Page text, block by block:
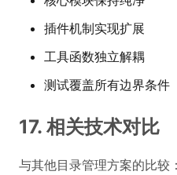
插件机制实现扩展
工具函数独立解耦
测试覆盖所有边界条件
17. 相关技术对比
与其他目录管理方案的比较：